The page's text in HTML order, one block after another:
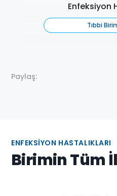
Enfeksiyon
Tıbbi
Paylaş:
ENFEKSIYON HASTALIKLARI
Birimin Tüm